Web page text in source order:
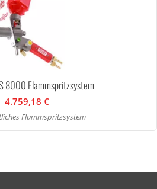
8000 Flammspritzsystem
4.759,18 €
Flammspritzsystem